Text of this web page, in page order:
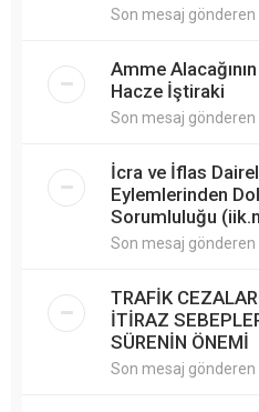
Son mesaj gönderen
Amme
Hacze İştiraki
Son mesaj gönderen
İcra ve İflas
Eylemlerinden
Sorumluluğu
Son mesaj gönderen
TRAFİK
İTİRAZ
SÜRENİN ÖNEMİ
Son mesaj gönderen